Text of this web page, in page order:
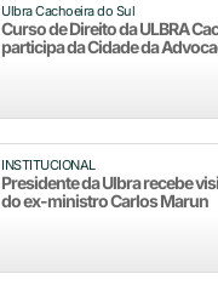
Ulbra Cachoeira do Sul
Curso de Direito da ULBRA
participa da Cidade da
INSTITUCIONAL
Presidente da Ulbra recebe
do ex-ministro Carlos Marun